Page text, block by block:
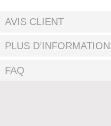
AVIS CLIENT
PLUS D’INFORMATION
FAQ